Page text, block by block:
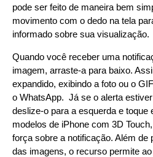
pode ser feito de maneira bem
movimento com o dedo na tela
informado sobre sua visualização.
Quando você receber uma
imagem, arraste-a para baixo.
expandido, exibindo a foto ou o
o WhatsApp. Já se o alerta
deslize-o para a esquerda e toque
modelos de iPhone com 3D
força sobre a notificação. Além de
das imagens, o recurso permite